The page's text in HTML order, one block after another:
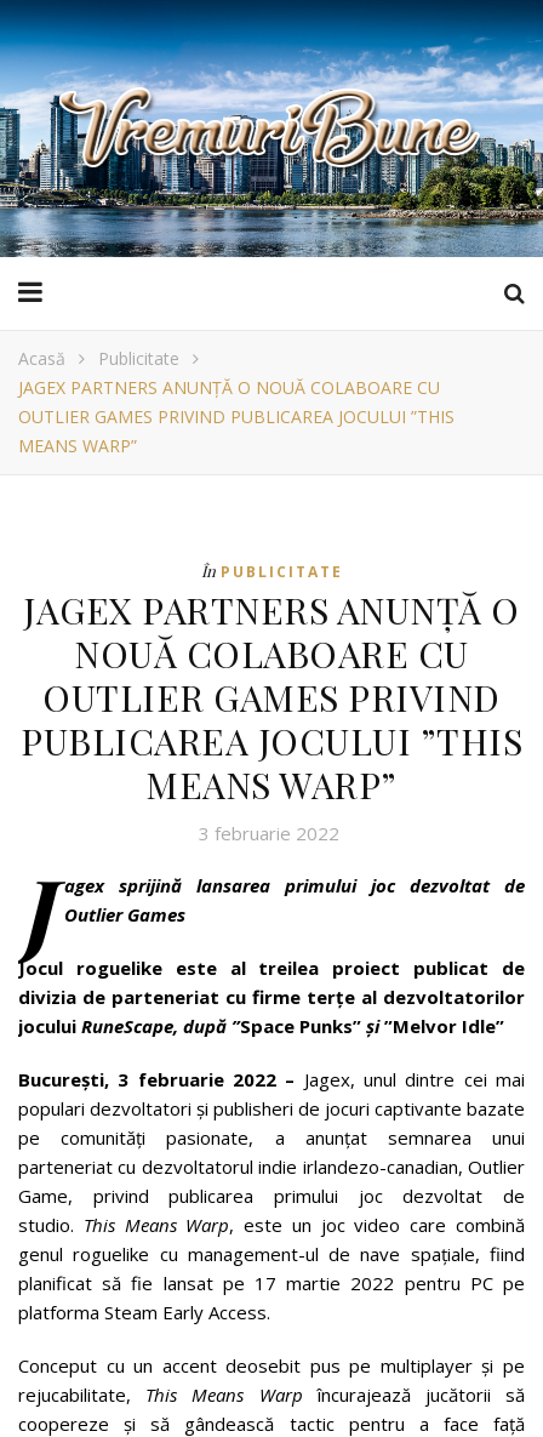
Acasă
Publicitate
JAGEX PARTNERS ANUNȚĂ O NOUĂ COLABOARE CU
OUTLIER GAMES PRIVIND PUBLICAREA JOCULUI ”THIS
MEANS WARP”
În PUBLICITATE
JAGEX PARTNERS ANUNȚĂ O
NOUĂ COLABOARE CU
OUTLIER GAMES PRIVIND
PUBLICAREA JOCULUI ”THIS
MEANS WARP”
3 februarie 2022
J agex sprijină lansarea primului joc dezvoltat de
Outlier Games
Jocul roguelike este al treilea proiect publicat de
divizia de parteneriat cu firme terțe al dezvoltatorilor
jocului RuneScape, după ”Space Punks” și”Melvor Idle”
București, 3 februarie 2022 – Jagex, unul dintre cei mai
populari dezvoltatori și publisheri de jocuri captivante bazate
pe comunități pasionate, a anunțat semnarea unui
parteneriat cu dezvoltatorul indie irlandezo-canadian, Outlier
Game, privind publicarea primului joc dezvoltat de
studio. This Means Warp, este un joc video care combină
genul roguelike cu management-ul de nave spațiale, fiind
planificat să fie lansat pe 17 martie 2022 pentru PC pe
platforma Steam Early Access.
Conceput cu un accent deosebit pus pe multiplayer și pe
rejucabilitate, This Means Warp încurajează jucătorii să
coopereze și să gândească tactic pentru a face față